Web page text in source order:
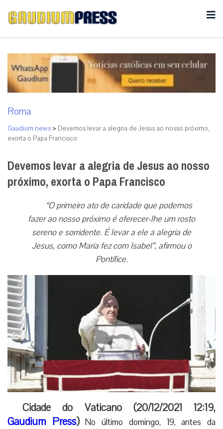
Roma
Gaudium news > Devemos levar a alegria de Jesus ao nosso próximo,
exorta o Papa Francisco
Devemos levar a alegria de Jesus ao nosso
próximo, exorta o Papa Francisco
“O primeiro ato de caridade que podemos
fazer ao nosso próximo é oferecer-lhe um rosto
sereno e sorridente. É levar a ele a alegria de
Jesus, como Maria fez com Isabel”, afirmou o
Pontífice.
Cidade do Vaticano (20/12/2021 12:19,
Gaudium Press)No último domingo, 19, antes da